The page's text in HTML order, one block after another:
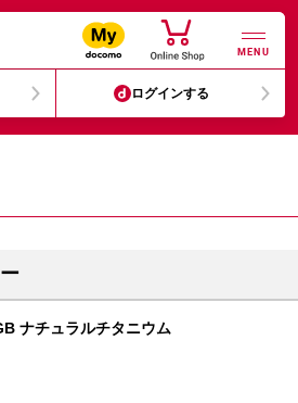
MENU
ログインする
ナチュラルチタニウム